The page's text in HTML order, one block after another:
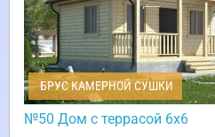
БРУС КАМЕРНОЙ СУШКИ
№50 Дом с террасой 6х6